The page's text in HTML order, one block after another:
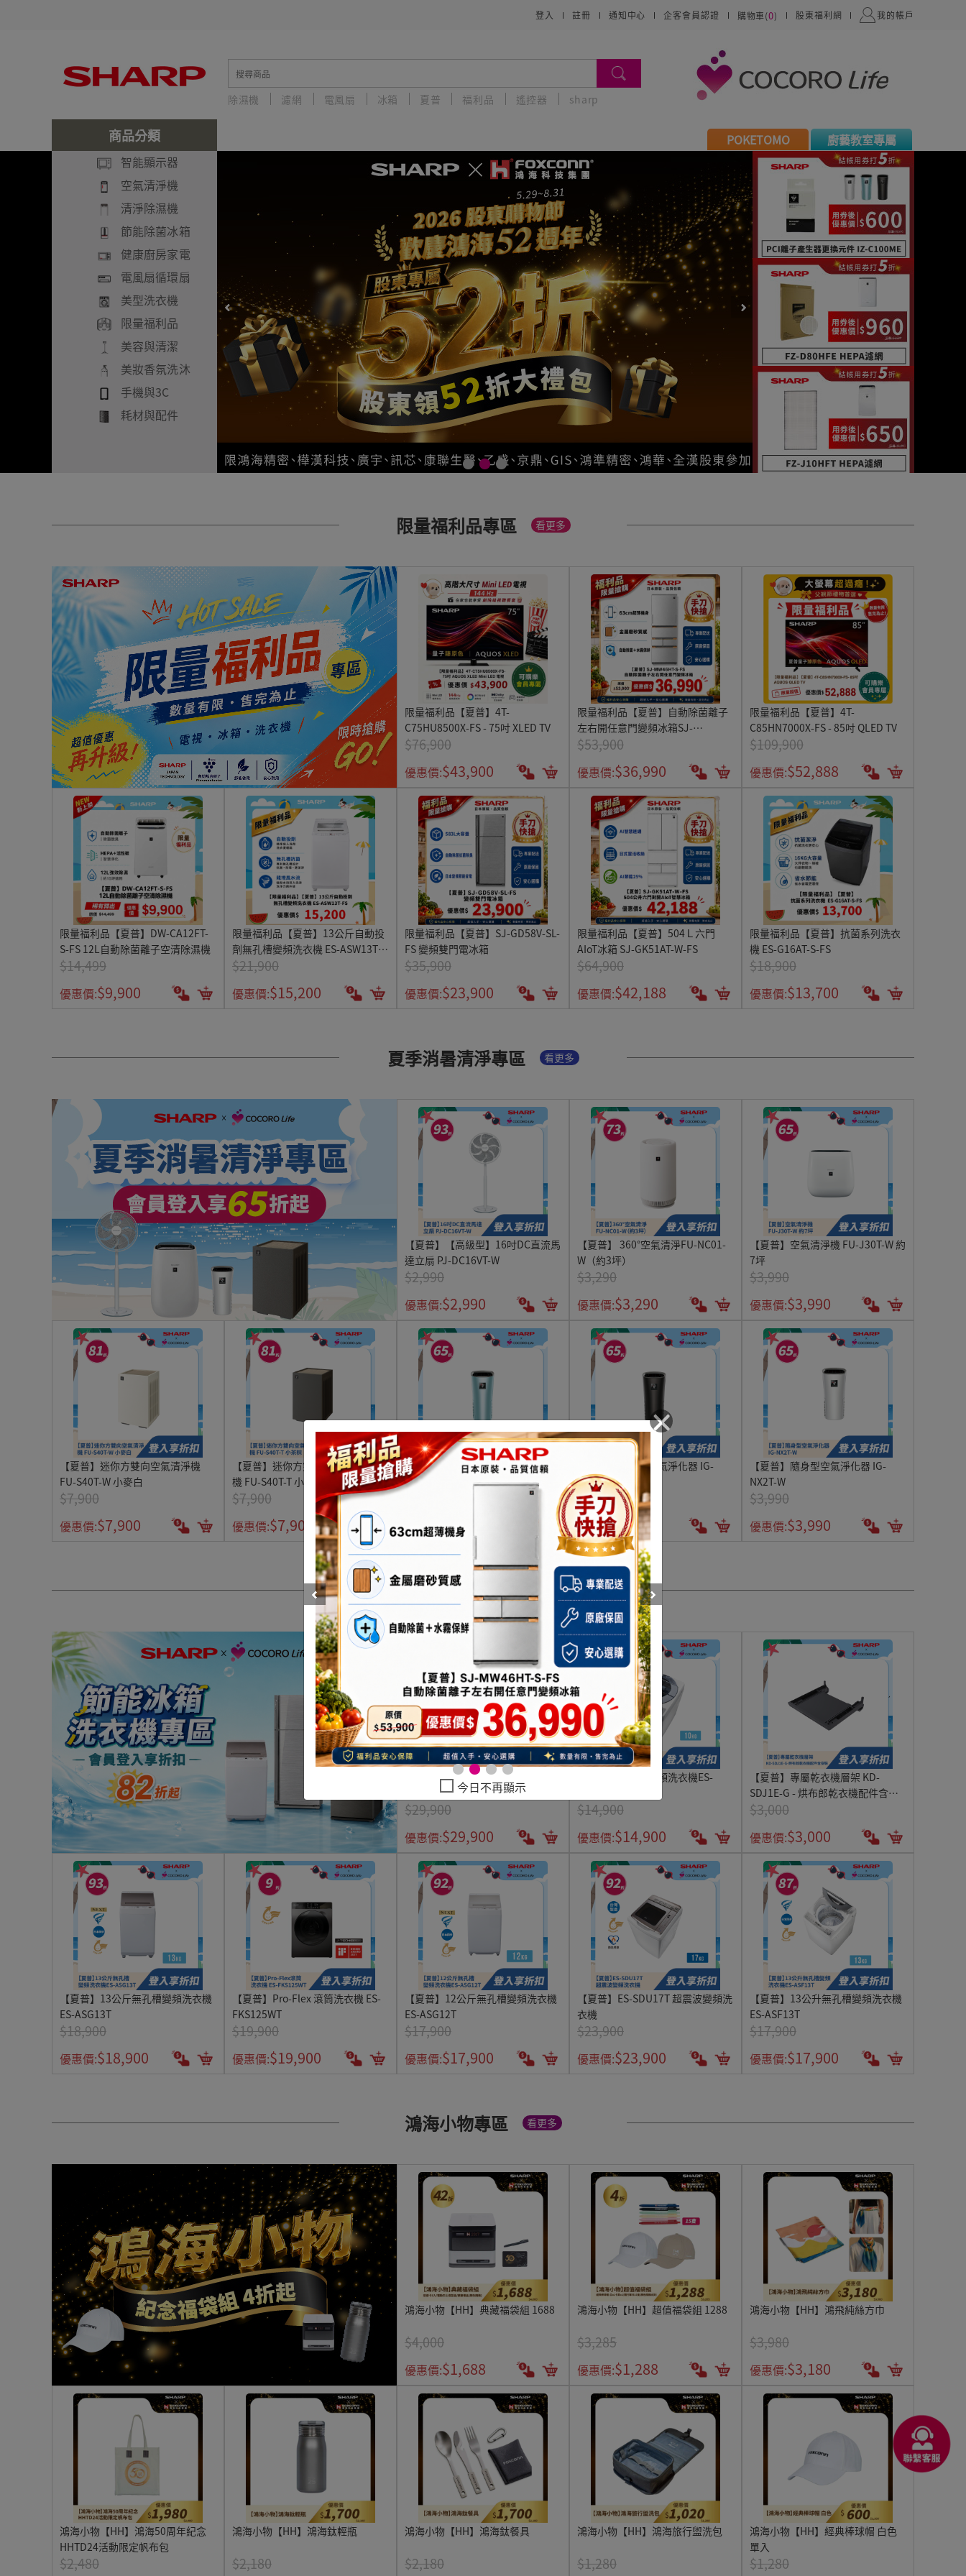
登入 註冊 通知中心 企客會員認證 購物車(0) 股東福利網 我的帳戶
除濕機 濾網 電風扇 冰箱 夏普 福利品 遙控器
sharp
商品分類
智能顯示器
空氣清淨機
清淨除濕機
節能除菌冰箱
健康廚房家電
電風扇循環扇
美型洗衣機
限量福利品
美容與清潔
美妝香氛洗沐
手機與3C
耗材與配件
POKETOMO 廚藝教室專屬
限量福利品專區 看更多
限量福利品【夏普】4T-
C75HU8500X-FS - 75吋 XLED TV
$76,900
優惠價:$43,900
限量福利品【夏普】自動除菌離子
左右開任意門變頻冰箱SJ-
MW46HT-S-FS
$53,900
優惠價:$36,990
限量福利品【夏普】4T-
C85HN7000X-FS - 85吋 QLED TV
$109,900
優惠價:$52,888
限量福利品【夏普】DW-CA12FT-
S-FS 12L自動除菌離子空清除濕機
$14,499
優惠價:$9,900
限量福利品【夏普】13公斤自動投
劑無孔槽變頻洗衣機 ES-ASW13T-
FS
$21,900
優惠價:$15,200
限量福利品【夏普】SJ-GD58V-SL-
FS 變頻雙門電冰箱
$35,900
優惠價:$23,900
限量福利品【夏普】504Ｌ六門
AIoT冰箱 SJ-GK51AT-W-FS
$64,900
優惠價:$42,188
限量福利品【夏普】抗菌系列洗衣
機 ES-G16AT-S-FS
$18,900
優惠價:$13,700
夏季消暑清淨專區 看更多
【夏普】【高級型】16吋DC直流馬
達立扇 PJ-DC16VT-W
$2,990
優惠價:$2,990
【夏普】 360°空氣清淨FU-NC01-
W（約3坪）
$3,290
優惠價:$3,290
【夏普】空氣清淨機 FU-J30T-W 約
7坪
$3,990
優惠價:$3,990
【夏普】迷你方雙向空氣清淨機
FU-S40T-W 小麥白
$7,900
優惠價:$7,900
【夏普】迷你方雙向速淨空氣清淨
機 FU-S40T-T 小茶棕
$7,900
優惠價:$7,900
【夏普】隨身型空氣淨化器IG-
NX2T-A
優惠價:$3,990
【夏普】隨身型空氣淨化器 IG-
NX2T-B
$3,990
優惠價:$3,990
【夏普】隨身型空氣淨化器 IG-
NX2T-W
$3,990
優惠價:$3,990
節能冰箱|洗衣機專區 看更多
【夏普】AIOT洗脫烘洗衣機ES-
FKA105WDT
$29,900
優惠價:$29,900
【夏普】無孔槽變頻洗衣機ES-
$14,900
優惠價:$14,900
【夏普】專屬乾衣機層架 KD-
SDJ1E-G - 烘布郎乾衣機配件含安
裝
$3,000
優惠價:$3,000
【夏普】13公斤無孔槽變頻洗衣機
ES-ASG13T
$18,900
優惠價:$18,900
【夏普】Pro-Flex 滾筒洗衣機 ES-
FKS125WT
$19,900
優惠價:$19,900
【夏普】12公斤無孔槽變頻洗衣機
ES-ASG12T
$17,900
優惠價:$17,900
【夏普】ES-SDU17T 超震波變頻洗
衣機
$23,900
優惠價:$23,900
【夏普】13公升無孔槽變頻洗衣機
ES-ASF13T
$17,900
優惠價:$17,900
鴻海小物專區 看更多
鴻海小物【HH】典藏福袋組 1688
$4,000
優惠價:$1,688
鴻海小物【HH】超值福袋組 1288
$3,285
優惠價:$1,288
鴻海小物【HH】鴻飛純絲方巾
$3,980
優惠價:$3,180
鴻海小物【HH】鴻海50周年紀念
HHTD24活動限定帆布包
$2,480
鴻海小物【HH】鴻海鈦輕瓶
$2,180
鴻海小物【HH】鴻海鈦餐具
$2,180
鴻海小物【HH】鴻海旅行盥洗包
$1,280
鴻海小物【HH】經典棒球帽 白色
單入
$1,280
×
今日不再顯示